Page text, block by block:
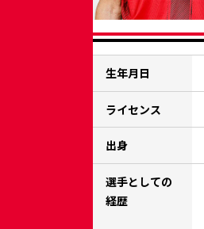
生年月日
ライセンス
出身
選手としての
経歴